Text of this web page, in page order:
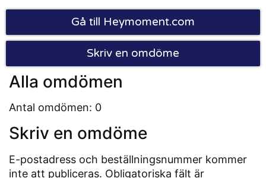
Gå till Heymoment.com
Skriv en omdöme
Alla omdömen
Antal omdömen: 0
Skriv en omdöme
E-postadress och beställningsnummer kommer
inte att publiceras. Obligatoriska fält är